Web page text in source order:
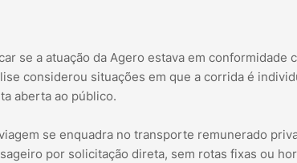
se a atuação da Agero estava em conformidade
considerou situações em que a corrida é
aberta ao público.
se enquadra no transporte remunerado
por solicitação direta, sem rotas fixas ou